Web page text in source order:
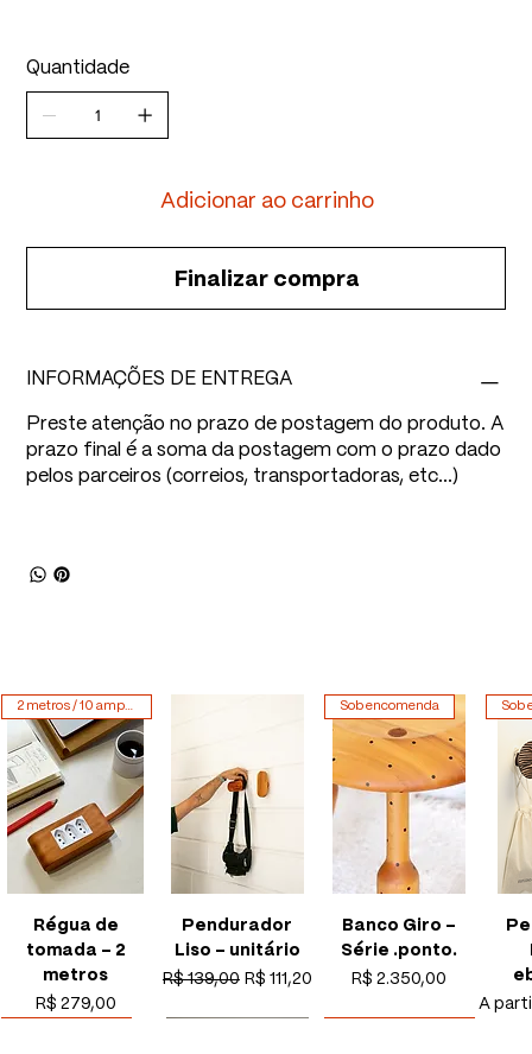
Quantidade
Adicionar ao carrinho
Finalizar compra
INFORMAÇÕES DE ENTREGA
Preste atenção no prazo de postagem do produto. A
prazo final é a soma da postagem com o prazo dado
pelos parceiros (correios, transportadoras, etc...)
2 metros / 10 amperes
Régua de
tomada - 2
metros
Preço
R$ 279,00
Pendurador
Liso - unitário
Preço normal
R$ 139,00 Preço promocional
R$ 111,20
Sob encomenda
Banco Giro -
Série .ponto.
Preço
R$ 2.350,00
Sob
A
Preço